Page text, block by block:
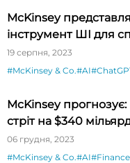
McKinsey
інструмент ШІ для
19 серпня, 2023
#McKinsey & Co.#AI
McKinsey
стріт на $340
06 грудня, 2023
#McKinsey & Co.#AI#Finance